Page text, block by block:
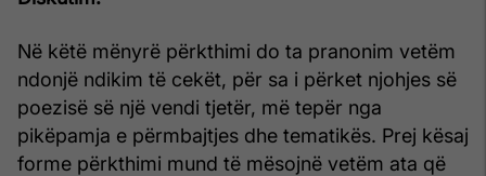
Në këtë mënyrë përkthimi do ta pranonim vetëm
ndonjë ndikim të cekët, për sa i përket njohjes së
poezisë së një vendi tjetër, më tepër nga
pikëpamja e përmbajtjes dhe tematikës. Prej kësaj
forme përkthimi mund të mësojnë vetëm ata që